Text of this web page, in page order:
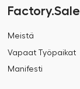
Factory.Sale
Meistä
Vapaat Työpaikat
Manifesti